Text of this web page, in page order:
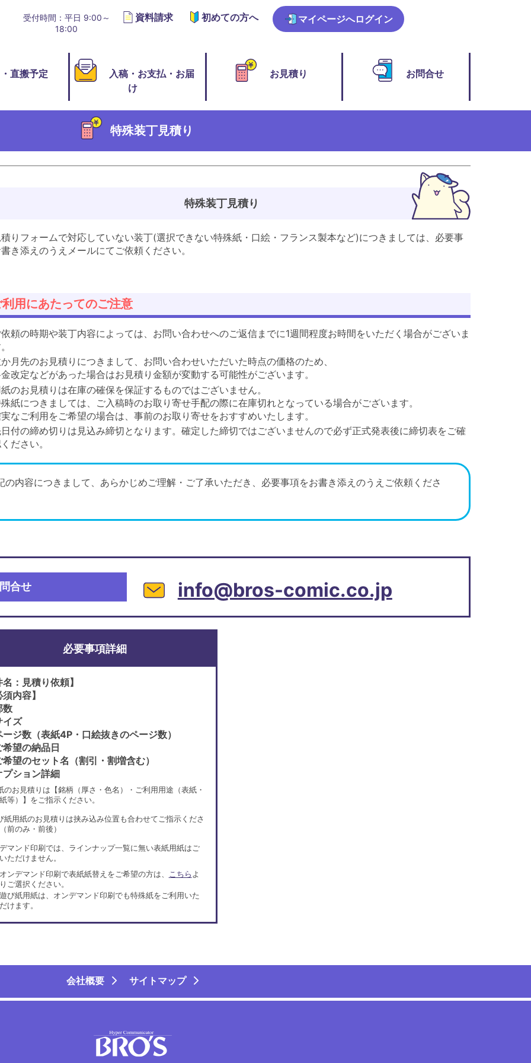
受付時間：平日 9:00～
18:00
資料請求 初めての方へ マイページへログイン
直搬予定
入稿・お支払・お届
け
お見積り お問合せ
特殊装丁見積り
特殊装丁見積り
りフォームで対応していない装丁(選択できない特殊紙・口絵・フランス製本など)につきましては、必要事
き添えのうえメールにてご依頼ください。
用にあたってのご注意
頼の時期や装丁内容によっては、お問い合わせへのご返信までに1週間程度お時間をいただく場合がございま
月先のお見積りにつきまして、お問い合わせいただいた時点の価格のため、
改定などがあった場合はお見積り金額が変動する可能性がございます。
のお見積りは在庫の確保を保証するものではございません。
紙につきましては、ご入稿時のお取り寄せ手配の際に在庫切れとなっている場合がございます。
なご利用をご希望の場合は、事前のお取り寄せをおすすめいたします。
付の締め切りは見込み締切となります。確定した締切ではございませんので必ず正式発表後に締切表をご確
ださい。
の内容につきまして、あらかじめご理解・ご了承いただき、必要事項をお書き添えのうえご依頼くださ
合せ info@bros-comic.co.jp
必要事項詳細
：見積り依頼】
内容】
数
イズ
ージ数（表紙4P・口絵抜きのページ数）
希望の納品日
希望のセット名（割引・割増含む）
プション詳細
のお見積りは【銘柄（厚さ・色名）・ご利用用途（表紙・
等）】をご指示ください。
紙用紙のお見積りは挟み込み位置も合わせてご指示くださ
前のみ・前後）
マンド印刷では、ラインナップ一覧に無い表紙用紙はご
ただけません。
ンデマンド印刷で表紙紙替えをご希望の方は、
こちら よ
ご選択ください。
び紙用紙は、オンデマンド印刷でも特殊紙をご利用いた
けます。
会社概要 サイトマップ